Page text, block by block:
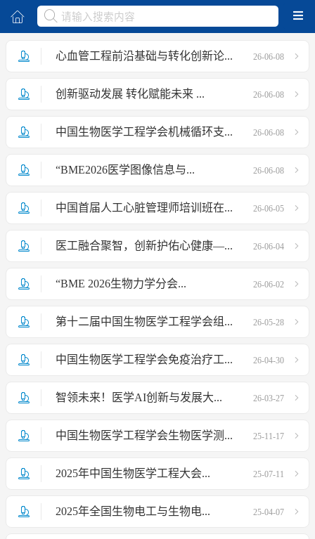
取消
心血管工程前沿基础与转化创新论... 26-06-08
创新驱动发展 转化赋能未来 ... 26-06-08
中国生物医学工程学会机械循环支... 26-06-08
“BME2026医学图像信息与... 26-06-08
中国首届人工心脏管理师培训班在... 26-06-05
医工融合聚智，创新护佑心健康—... 26-06-04
“BME 2026生物力学分会... 26-06-02
第十二届中国生物医学工程学会组... 26-05-28
中国生物医学工程学会免疫治疗工... 26-04-30
智领未来！医学AI创新与发展大... 26-03-27
中国生物医学工程学会生物医学测... 25-11-17
2025年中国生物医学工程大会... 25-07-11
2025年全国生物电工与生物电... 25-04-07